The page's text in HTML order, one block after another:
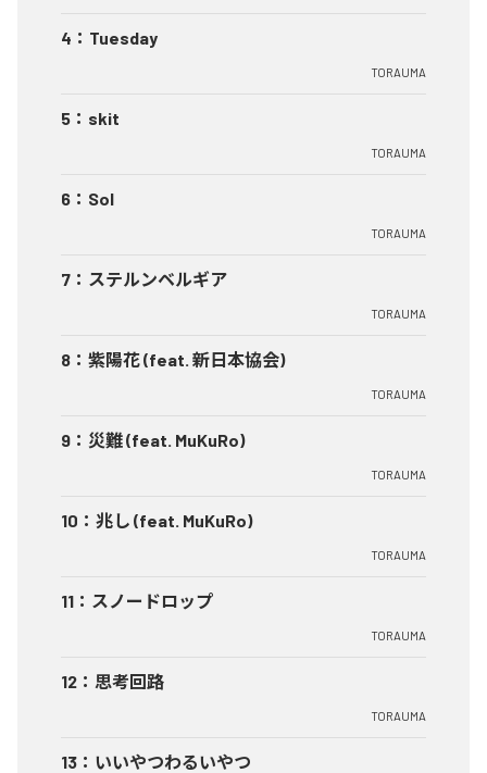
4 ： Tuesday
TORAUMA
5 ： skit
TORAUMA
6 ： Sol
TORAUMA
7 ： ステルンベルギア
TORAUMA
8 ： 紫陽花 (feat. 新日本協会)
TORAUMA
9 ： 災難 (feat. MuKuRo)
TORAUMA
10 ： 兆し (feat. MuKuRo)
TORAUMA
11 ： スノードロップ
TORAUMA
12 ： 思考回路
TORAUMA
13 ： いいやつわるいやつ